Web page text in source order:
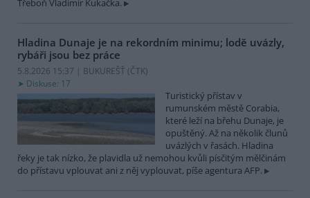
Třeboň Vladimír Kukačka.
Hladina Dunaje je na rekordním minimu; lodě uvázly,
rybáři jsou bez práce
5.8.2026 15:37 | BUKUREŠŤ (ČTK)
Diskuse: 17
Turistický přístav v
rumunském městě Corabia,
které leží na břehu Dunaje, je
opuštěný. Až na několik člunů
uvázlých v řasách. Hladina
řeky je tak nízko, že plavidla už nemohou kvůli písčitým mělčinám
do přístavu vplouvat ani z něj vyplouvat, píše agentura AFP.